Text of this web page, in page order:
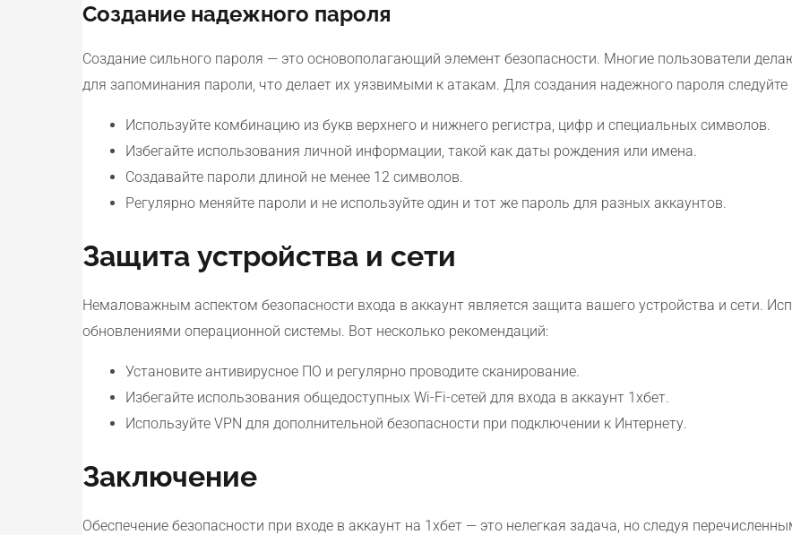
Создание надежного пароля
Создание сильного пароля — это основополагающий элемент безопасности. Многие пользователи
для запоминания пароли, что делает их уязвимыми к атакам. Для создания надежного пароля
Используйте комбинацию из букв верхнего и нижнего регистра, цифр и специальных символов.
Избегайте использования личной информации, такой как даты рождения или имена.
Создавайте пароли длиной не менее 12 символов.
Регулярно меняйте пароли и не используйте один и тот же пароль для разных аккаунтов.
Защита устройства и сети
Немаловажным аспектом безопасности входа в аккаунт является защита вашего устройства и сети.
обновлениями операционной системы. Вот несколько рекомендаций:
Установите антивирусное ПО и регулярно проводите сканирование.
Избегайте использования общедоступных Wi-Fi-сетей для входа в аккаунт 1хбет.
Используйте VPN для дополнительной безопасности при подключении к Интернету.
Заключение
Обеспечение безопасности при входе в аккаунт на 1хбет — это нелегкая задача, но следуя